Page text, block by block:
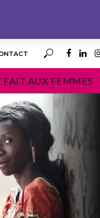
AUX FEMMES